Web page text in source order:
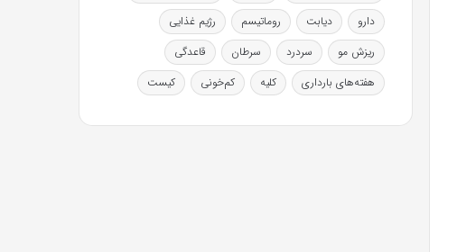
دارو
دیابت روماتیسم
رژیم غذایی
ریزش مو
سردرد سرطان
قاعدگی
هفته‌های بارداری
کلیه کم‌خونی کیست